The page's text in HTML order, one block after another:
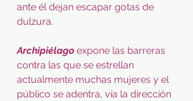
ante él dejan escapar gotas de
dulzura.
Archipiélago expone las barreras
contra las que se estrellan
actualmente muchas mujeres y el
público se adentra, vía la dirección